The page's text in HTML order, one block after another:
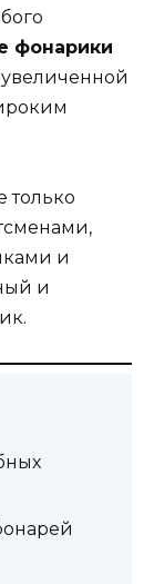
фонарики
увеличенной
только
и
и